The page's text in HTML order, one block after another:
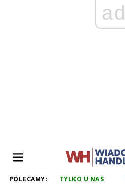
ad
POLECAMY: TYLKO U NAS